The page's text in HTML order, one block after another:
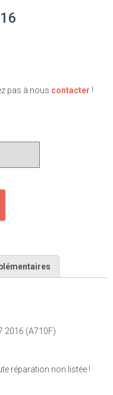
pas à nous contacter !
2016 (A710F)
réparation non listée !